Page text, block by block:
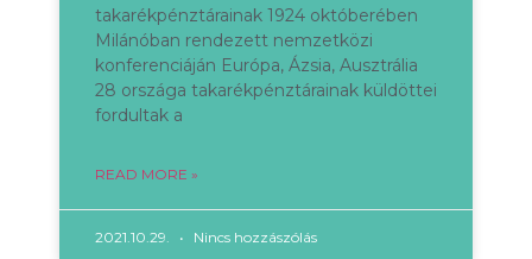
takarékpénztárainak 1924 októberében
Milánóban rendezett nemzetközi
konferenciáján Európa, Ázsia, Ausztrália
28 országa takarékpénztárainak küldöttei
fordultak a
READ MORE »
2021.10.29. Nincs hozzászólás